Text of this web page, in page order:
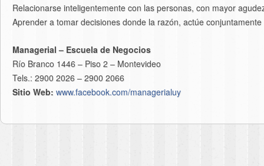
Relacionarse inteligentemente con las personas, con mayor
Aprender a tomar decisiones donde la razón, actúe
Managerial – Escuela de Negocios
Río Branco 1446 – Piso 2 – Montevideo
Tels.: 2900 2026 – 2900 2066
Sitio Web: www.facebook.com/managerialuy